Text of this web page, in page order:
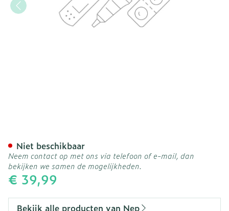
€ 39,99
Niet beschikbaar
Neem contact op met ons via telefoon of e-mail, dan
bekijken we samen de mogelijkheden.
Bekijk alle producten van Nep